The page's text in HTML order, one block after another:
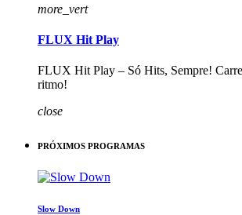
more_vert
FLUX Hit Play
FLUX Hit Play – Só Hits, Sempre!
ritmo!
close
PRÓXIMOS PROGRAMAS
Slow Down